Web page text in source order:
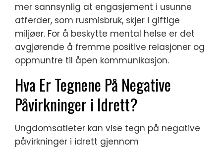
mer sannsynlig at engasjement i usunne
atferder, som rusmisbruk, skjer i giftige
miljøer. For å beskytte mental helse er det
avgjørende å fremme positive relasjoner og
oppmuntre til åpen kommunikasjon.
Hva Er Tegnene På Negative
Påvirkninger i Idrett?
Ungdomsatleter kan vise tegn på negative
påvirkninger i idrett gjennom